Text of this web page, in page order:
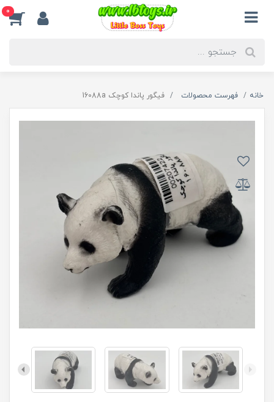
0
خانه فهرست محصولات فیگور پاندا کوچک 16088a